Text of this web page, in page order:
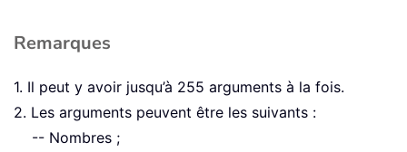
Remarques
1. Il peut y avoir jusqu’à 255 arguments à la fois.
2. Les arguments peuvent être les suivants :
-- Nombres ;